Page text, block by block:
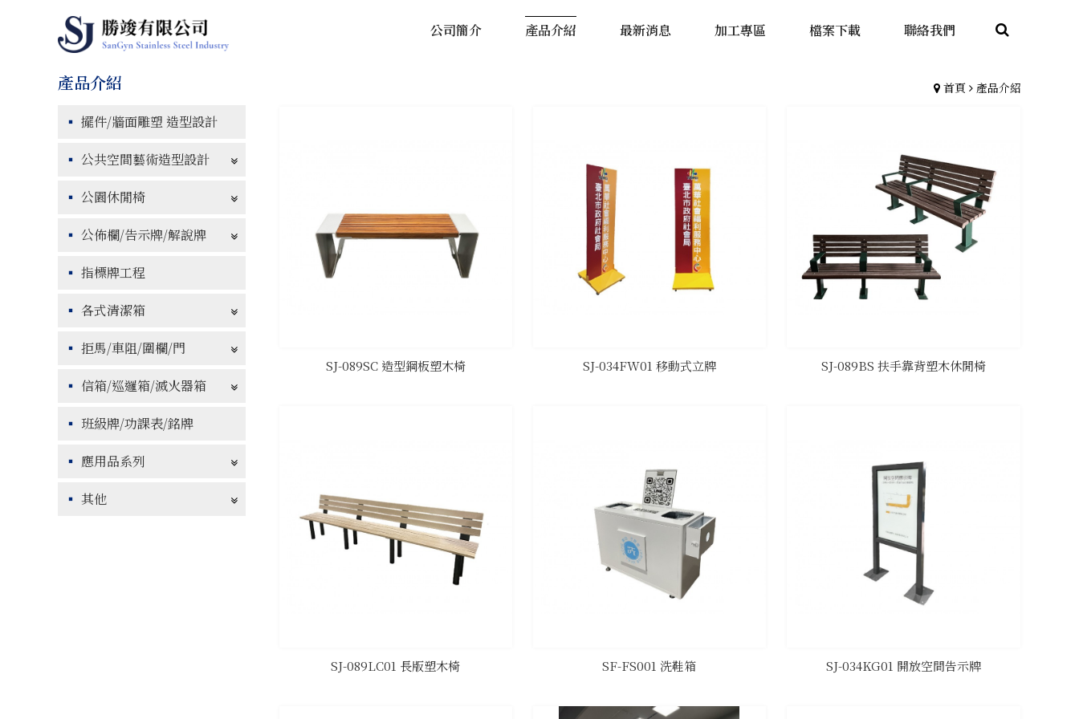
公司簡介 產品介紹 最新消息 加工專區 檔案下載 聯絡我們
首頁 產品介紹
擺件/牆面雕塑 造型設計
公共空間藝術造型設計
公園休閒椅
公佈欄/告示牌/解說牌
指標牌工程
各式清潔箱
拒馬/車阻/圍欄/門
信箱/巡邏箱/滅火器箱
班級牌/功課表/銘牌
應用品系列
其他
SJ-089SC 造型鋼板塑木椅 SJ-034FW01 移動式立牌 SJ-089BS 扶手靠背塑木休閒椅
SJ-089LC01 長版塑木椅 SF-FS001 洗鞋箱 SJ-034KG01 開放空間告示牌